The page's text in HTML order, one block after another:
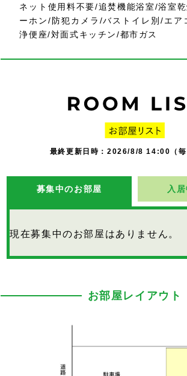
ネット使用料不要/追焚機能浴室/浴室
ーホン/防犯カメラ/バストイレ別/エア
浄便座/対面式キッチン/都市ガス
最終更新日時：2026/8/8 14:00（毎
募集中のお部屋 入
現在募集中のお部屋はありません。
お部屋レイアウト